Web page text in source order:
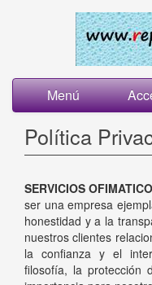
Menú
Política
SERVICIOS
ser una empresa
honestidad y a la
nuestros clientes
la confianza y el
filosofía, la protección